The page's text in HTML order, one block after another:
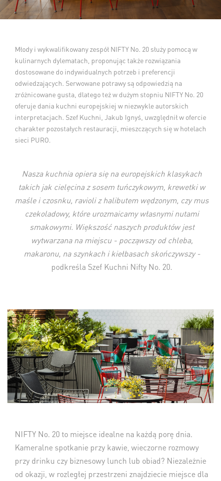
Młody i wykwalifikowany zespół NIFTY No. 20 służy pomocą w
kulinarnych dylematach, proponując także rozwiązania
dostosowane do indywidualnych potrzeb i preferencji
odwiedzających. Serwowane potrawy są odpowiedzią na
zróżnicowane gusta, dlatego też w dużym stopniu NIFTY No. 20
oferuje dania kuchni europejskiej w niezwykle autorskich
interpretacjach. Szef Kuchni, Jakub Ignyś, uwzględnił w ofercie
charakter pozostałych restauracji, mieszczących się w hotelach
sieci PURO.
Nasza kuchnia opiera się na europejskich klasykach
takich jak cielęcina z sosem tuńczykowym, krewetki w
maśle i czosnku, ravioli z halibutem wędzonym, czy mus
czekoladowy, które urozmaicamy własnymi nutami
smakowymi. Większość naszych produktów jest
wytwarzana na miejscu - począwszy od chleba,
makaronu, na szynkach i kiełbasach skończywszy -
podkreśla Szef Kuchni Nifty No. 20.
NIFTY No. 20 to miejsce idealne na każdą porę dnia.
Kameralne spotkanie przy kawie, wieczorne rozmowy
przy drinku czy biznesowy lunch lub obiad? Niezależnie
od okazji, w rozległej przestrzeni znajdziecie miejsce dla